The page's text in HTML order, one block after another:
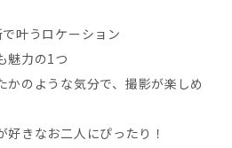
叶うロケーション
魅力の1つ
かのような気分で、撮影が楽しめ
好きなお二人にぴったり！